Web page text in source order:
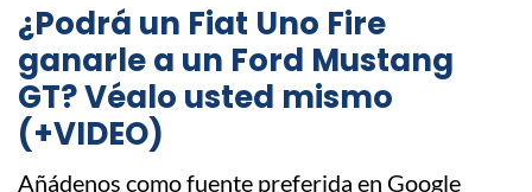
¿Podrá un Fiat Uno Fire
ganarle a un Ford Mustang
GT? Véalo usted mismo
(+VIDEO)
Añádenos como fuente preferida en Google